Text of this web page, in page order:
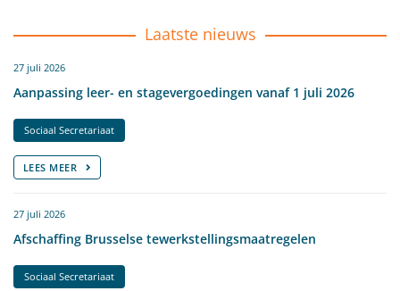
Laatste nieuws
27 juli 2026
Aanpassing leer- en stagevergoedingen vanaf 1 juli 2026
Sociaal Secretariaat
LEES MEER
27 juli 2026
Afschaffing Brusselse tewerkstellingsmaatregelen
Sociaal Secretariaat